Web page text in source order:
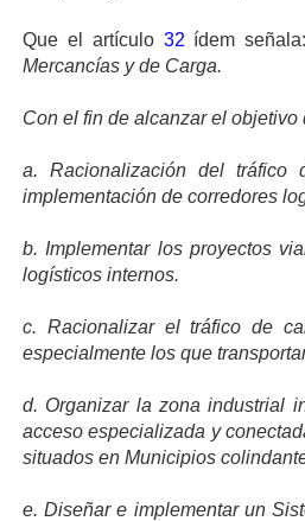
Que el artículo 32 ídem señala:
Mercancías y de Carga.
Con el fin de alcanzar el
a. Racionalización del
implementación de corredores
b. Implementar los proyectos
logísticos internos.
c. Racionalizar el tráfico de
especialmente los que
d. Organizar la zona industrial
acceso especializada y
situados en Municipios
e. Diseñar e implementar un